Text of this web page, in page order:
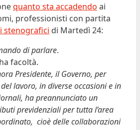
quanto sta accadendo ai
professionisti con partita
stenografici di Martedì 24:
di parlare.
facoltà.
Presidente, il Governo, per
lavoro, in diverse occasioni e in
ha preannunciato un
previdenziali per tutta l’area
cioè delle collaborazioni